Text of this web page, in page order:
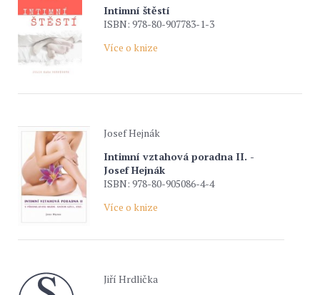
Intimní štěstí
ISBN: 978-80-907783-1-3
Více o knize
Josef Hejnák
Intimní vztahová poradna II. -
Josef Hejnák
ISBN: 978-80-905086-4-4
Více o knize
Jiří Hrdlička